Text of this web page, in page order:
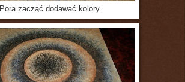
Pora zacząć dodawać kolory.